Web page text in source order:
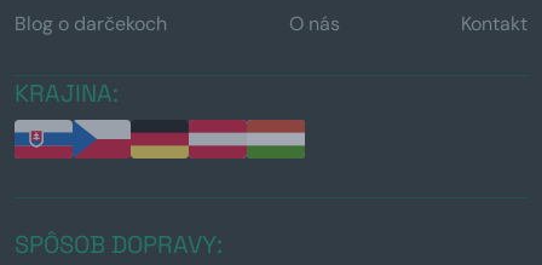
Blog o darčekoch O nás Kontakt
KRAJINA:
SPÔSOB DOPRAVY: